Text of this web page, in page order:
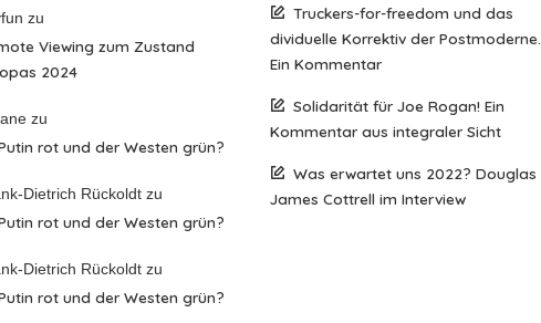
zu
Viewing zum Zustand
2024
zu
rot und der Westen grün?
Dietrich Rückoldt zu
rot und der Westen grün?
Dietrich Rückoldt zu
rot und der Westen grün?
Truckers-for-freedom und das
dividuelle Korrektiv der Postmoderne.
Ein Kommentar
Solidarität für Joe Rogan! Ein
Kommentar aus integraler Sicht
Was erwartet uns 2022? Douglas
James Cottrell im Interview